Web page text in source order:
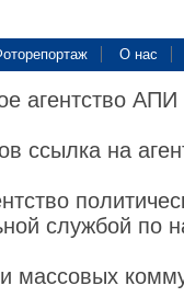
О нас
агентство
ссылка на
службой по
массовых